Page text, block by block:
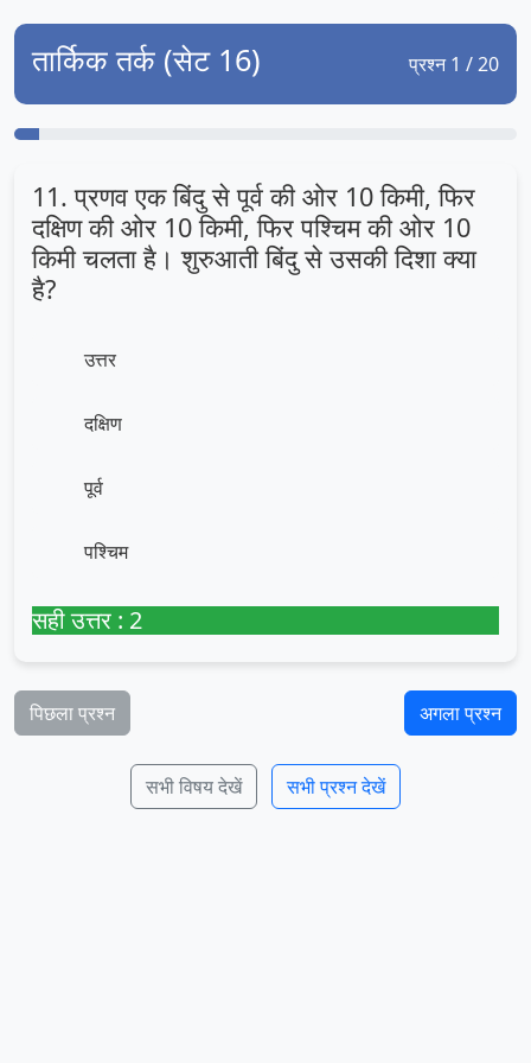
तार्किक तर्क (सेट 16) प्रश्न 1 / 20
11. प्रणव एक बिंदु से पूर्व की ओर 10 किमी, फिर
दक्षिण की ओर 10 किमी, फिर पश्चिम की ओर 10
किमी चलता है। शुरुआती बिंदु से उसकी दिशा क्या
है?
उत्तर
दक्षिण
पूर्व
पश्चिम
सही उत्तर : 2
पिछला प्रश्न अगला प्रश्न
सभी विषय देखें सभी प्रश्न देखें